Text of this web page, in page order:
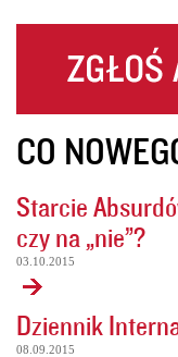
CO
Starcie
czy na „nie”?
03.10.2015
Dziennik
08.09.2015